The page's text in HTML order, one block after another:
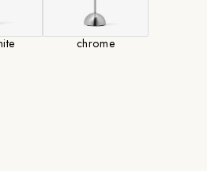
chrome